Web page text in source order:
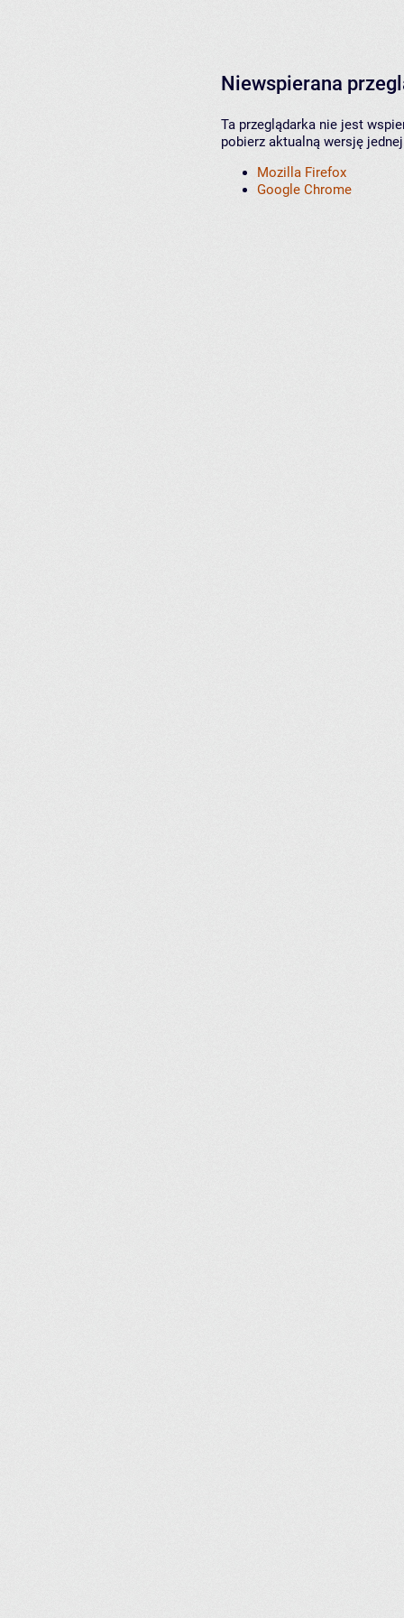
Niewspierana
Ta przeglądarka nie jest
pobierz aktualną wersję
Mozilla Firefox
Google Chrome